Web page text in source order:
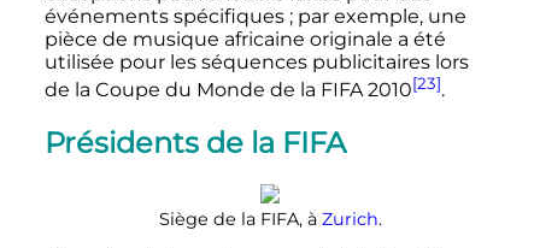
événements spécifiques ; par exemple, une
pièce de musique africaine originale a été
utilisée pour les séquences publicitaires lors
de la Coupe du Monde de la FIFA 2010[23].
Présidents de la FIFA
Siège de la FIFA, à Zurich.